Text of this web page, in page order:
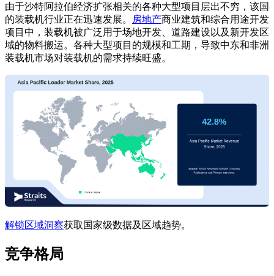
由于沙特阿拉伯经济扩张相关的各种大型项目层出不穷，该国
的装载机行业正在迅速发展。
房地产商业建筑和综合用途开发
项目中，装载机被广泛用于场地开发、道路建设以及新开发区
域的物料搬运。各种大型项目的规模和工期，导致中东和非洲
装载机市场对装载机的需求持续旺盛。
解锁区域洞察获取国家级数据及区域趋势。
竞争格局